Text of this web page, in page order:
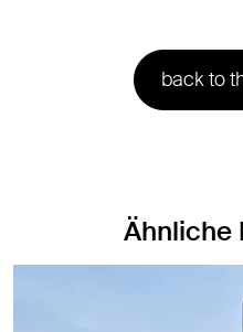
back to
Ähnliche